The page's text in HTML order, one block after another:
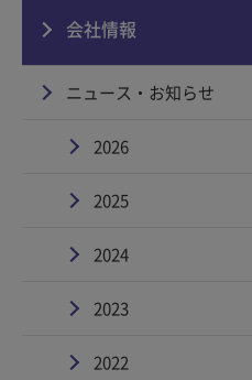
会社情報
ニュース・お知らせ
2026
2025
2024
2023
2022